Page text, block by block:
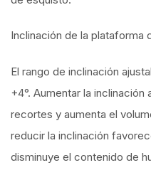
Inclinación de la plataforma
El rango de inclinación
+4°. Aumentar la
recortes y aumenta el
reducir la inclinación
disminuye el contenido de